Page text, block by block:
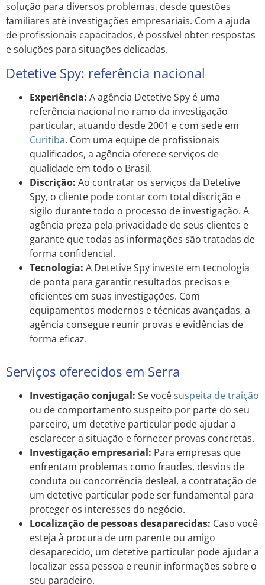
solução para diversos problemas, desde questões
familiares até investigações empresariais. Com a ajuda
de profissionais capacitados, é possível obter respostas
e soluções para situações delicadas.
Detetive Spy: referência nacional
Experiência: A agência Detetive Spy é uma
referência nacional no ramo da investigação
particular, atuando desde 2001 e com sede em
Curitiba. Com uma equipe de profissionais
qualificados, a agência oferece serviços de
qualidade em todo o Brasil.
Discrição: Ao contratar os serviços da Detetive
Spy, o cliente pode contar com total discrição e
sigilo durante todo o processo de investigação. A
agência preza pela privacidade de seus clientes e
garante que todas as informações são tratadas de
forma confidencial.
Tecnologia: A Detetive Spy investe em tecnologia
de ponta para garantir resultados precisos e
eficientes em suas investigações. Com
equipamentos modernos e técnicas avançadas, a
agência consegue reunir provas e evidências de
forma eficaz.
Serviços oferecidos em Serra
Investigação conjugal: Se vocêsuspeita de traição
ou de comportamento suspeito por parte do seu
parceiro, um detetive particular pode ajudar a
esclarecer a situação e fornecer provas concretas.
Investigação empresarial: Para empresas que
enfrentam problemas como fraudes, desvios de
conduta ou concorrência desleal, a contratação de
um detetive particular pode ser fundamental para
proteger os interesses do negócio.
Localização de pessoas desaparecidas: Caso você
esteja à procura de um parente ou amigo
desaparecido, um detetive particular pode ajudar a
localizar essa pessoa e reunir informações sobre o
seu paradeiro.